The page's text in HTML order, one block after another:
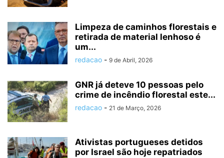
Limpeza de caminhos florestais e
retirada de material lenhoso é
um...
redacao - 9 de Abril, 2026
GNR já deteve 10 pessoas pelo
crime de incêndio florestal este...
redacao - 21 de Março, 2026
Ativistas portugueses detidos
por Israel são hoje repatriados